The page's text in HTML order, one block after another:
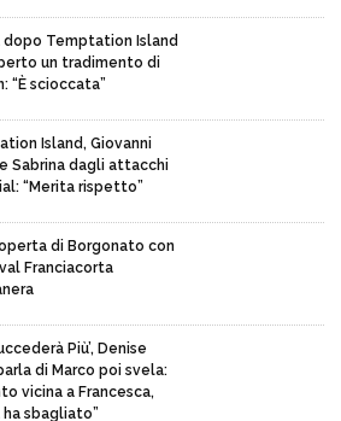
dopo Temptation Island
un tradimento di
“È scioccata”
Island, Giovanni
Sabrina dagli attacchi
“Merita rispetto”
di Borgonato con
Franciacorta
Più’, Denise
di Marco poi svela:
vicina a Francesca,
ha sbagliato”